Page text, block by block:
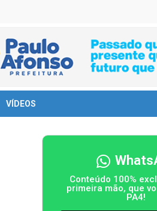
VÍDEOS
Conteúdo 100%
primeira mão, que
PA4!